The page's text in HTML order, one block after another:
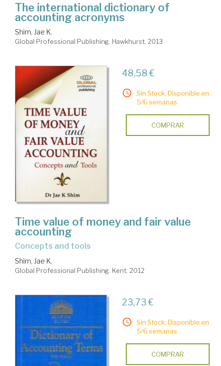
The international dictionary of
accounting acronyms
Shim, Jae K.
Global Professional Publishing. Hawkhurst, 2013
48,58 €
Sin Stock. Disponible en
5/6 semanas.
COMPRAR
Time value of money and fair value
accounting
concepts and tools
Shim, Jae K.
Global Professional Publishing. Kent, 2012
23,73 €
Sin Stock. Disponible en
5/6 semanas.
COMPRAR